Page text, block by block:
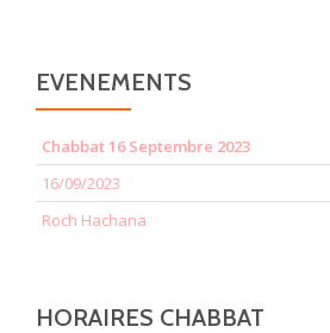
EVENEMENTS
Chabbat 16 Septembre 2023
16/09/2023
Roch Hachana
HORAIRES CHABBAT